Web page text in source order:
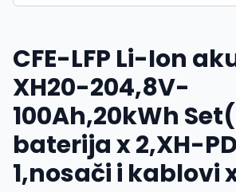
CFE-LFP Li-Ion
XH20-204,8V-
100Ah,20kWh
baterija x 2,XH-
1,nosači i kablovi